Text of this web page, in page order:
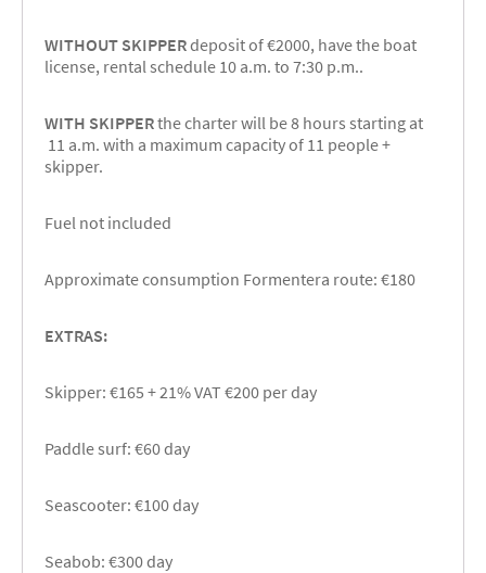
WITHOUT SKIPPERdeposit of €2000, have the boat
license, rental schedule 10 a.m. to 7:30 p.m..
WITH SKIPPERthe charter will be 8 hours starting at
11 a.m. with a maximum capacity of 11 people +
skipper.
Fuel not included
Approximate consumption Formentera route: €180
EXTRAS:
Skipper: €165 + 21% VAT €200 per day
Paddle surf: €60 day
Seascooter: €100 day
Seabob: €300 day